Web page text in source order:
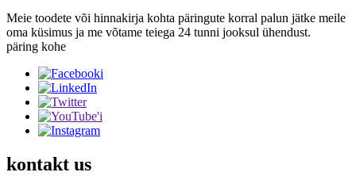
Meie toodete või hinnakirja kohta päringute korral palun jätke meile
oma küsimus ja me võtame teiega 24 tunni jooksul ühendust.
päring kohe
kontakt us